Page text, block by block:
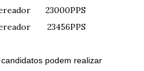
23000PPS
23456PPS
podem realizar